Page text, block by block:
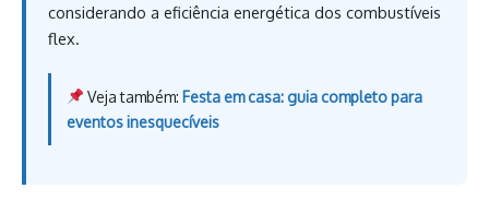
considerando a eficiência energética dos combustíveis
flex.
Veja também: Festa em casa: guia completo para
eventos inesquecíveis